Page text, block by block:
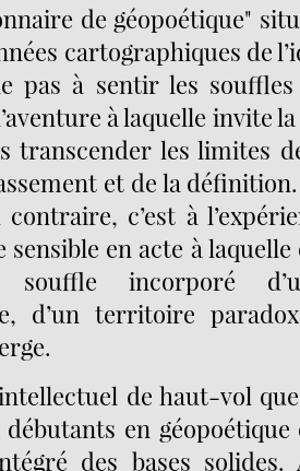
de géopoétique"
cartographiques de
pas à sentir les
l’aventure à laquelle invite
transcender les limites
et de la
c’est à
sensible en acte à
incorporé
d’un territoire
de haut-vol
en géopoétique
des bases